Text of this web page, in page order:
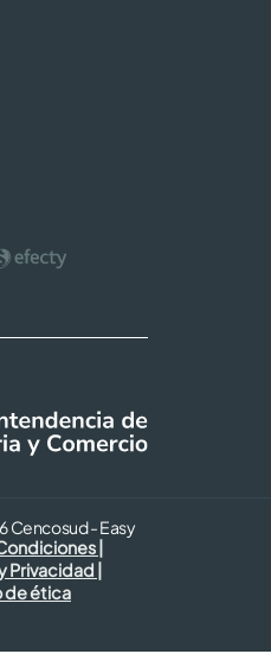
Cencosud - Easy
|
Privacidad |
de ética